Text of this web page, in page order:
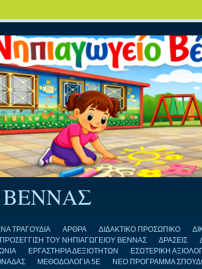
ΒΕΝΝΑΣ
ΤΡΑΓΟΥΔΙΑ ΑΡΘΡΑ ΔΙΔΑΚΤΙΚΟ ΠΡΟΣΩΠΙΚΟ
ΤΟΥ ΝΗΠΙΑΓΩΓΕΙΟΥ ΒΕΝΝΑΣ
ΔΡΑΣΕΙΣ
ΕΡΓΑΣΤΗΡΙΑ ΔΕΞΙΟΤΗΤΩΝ
ΕΣΩΤΕΡΙΚΗ
ΜΕΘΟΔΟΛΟΓΙΑ 5Ε ΝΕΟ ΠΡΟΓΡΑΜΜΑ